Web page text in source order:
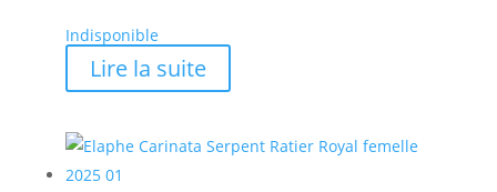
Indisponible
Lire la suite